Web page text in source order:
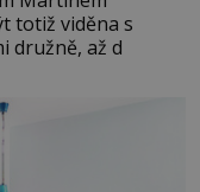
totiž viděna s
družně, až d